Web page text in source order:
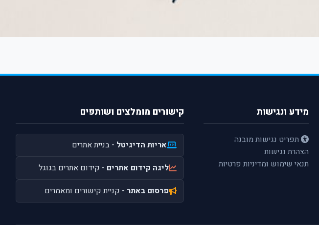
מידע ונגישות
תפריט נגישות מובנה
הצהרת נגישות
תנאי שימוש ומדיניות פרטיות
קישורים מומלצים ושותפים
אריות הדיגיטל - בניית אתרים
ליגה קידום אתרים - קידום אתרים בגוגל
פרסום באתר - קניית קישורים ומאמרים